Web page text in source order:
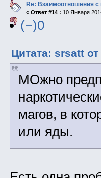
Re: Взаимоотношения
« Ответ #14 : 10 Января
(−)0
Цитата: srsatt
МОжно
магов, в
или яды.